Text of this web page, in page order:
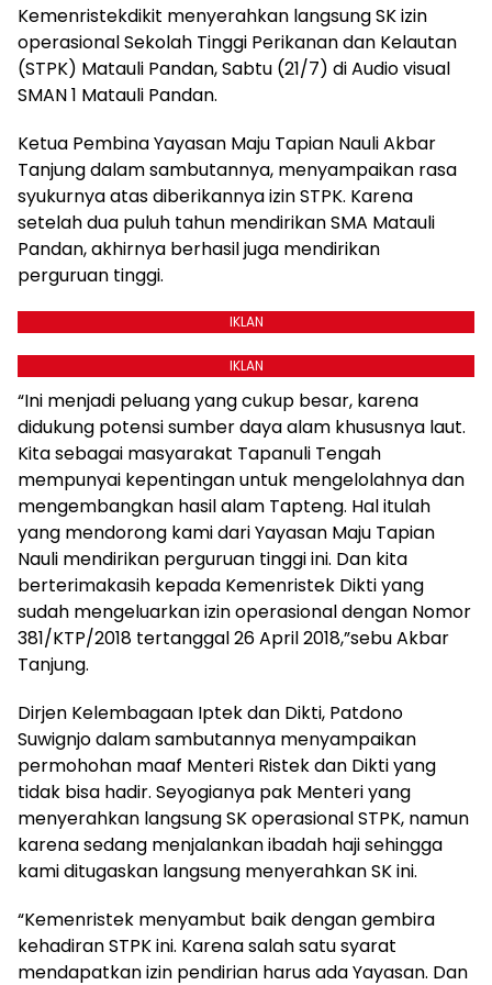
Kemenristekdikit menyerahkan langsung SK izin
operasional Sekolah Tinggi Perikanan dan Kelautan
(STPK) Matauli Pandan, Sabtu (21/7) di Audio visual
SMAN 1 Matauli Pandan.
Ketua Pembina Yayasan Maju Tapian Nauli Akbar
Tanjung dalam sambutannya, menyampaikan rasa
syukurnya atas diberikannya izin STPK. Karena
setelah dua puluh tahun mendirikan SMA Matauli
Pandan, akhirnya berhasil juga mendirikan
perguruan tinggi.
IKLAN
IKLAN
“Ini menjadi peluang yang cukup besar, karena
didukung potensi sumber daya alam khususnya laut.
Kita sebagai masyarakat Tapanuli Tengah
mempunyai kepentingan untuk mengelolahnya dan
mengembangkan hasil alam Tapteng. Hal itulah
yang mendorong kami dari Yayasan Maju Tapian
Nauli mendirikan perguruan tinggi ini. Dan kita
berterimakasih kepada Kemenristek Dikti yang
sudah mengeluarkan izin operasional dengan Nomor
381/KTP/2018 tertanggal 26 April 2018,”sebu Akbar
Tanjung.
Dirjen Kelembagaan Iptek dan Dikti, Patdono
Suwignjo dalam sambutannya menyampaikan
permohohan maaf Menteri Ristek dan Dikti yang
tidak bisa hadir. Seyogianya pak Menteri yang
menyerahkan langsung SK operasional STPK, namun
karena sedang menjalankan ibadah haji sehingga
kami ditugaskan langsung menyerahkan SK ini.
“Kemenristek menyambut baik dengan gembira
kehadiran STPK ini. Karena salah satu syarat
mendapatkan izin pendirian harus ada Yayasan. Dan